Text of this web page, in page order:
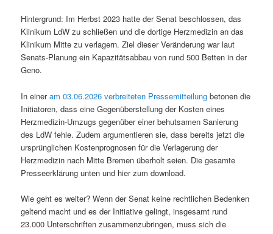
Hintergrund: Im Herbst 2023 hatte der Senat beschlossen, das
Klinikum LdW zu schließen und die dortige Herzmedizin an das
Klinikum Mitte zu verlagern. Ziel dieser Veränderung war laut
Senats-Planung ein Kapazitätsabbau von rund 500 Betten in der
Geno.
In eineram 03.06.2026 verbreiteten Pressemitteilung betonen die
Initiatoren, dass eine Gegenüberstellung der Kosten eines
Herzmedizin-Umzugs gegenüber einer behutsamen Sanierung
des LdW fehle. Zudem argumentieren sie, dass bereits jetzt die
ursprünglichen Kostenprognosen für die Verlagerung der
Herzmedizin nach Mitte Bremen überholt seien. Die gesamte
Presseerklärung unten und hier zum download.
Wie geht es weiter? Wenn der Senat keine rechtlichen Bedenken
geltend macht und es der Initiative gelingt, insgesamt rund
23.000 Unterschriften zusammenzubringen, muss sich die